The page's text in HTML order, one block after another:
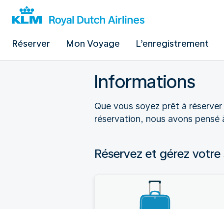
Réserver Mon Voyage L’enregistrement
Informations
Que vous soyez prêt à
réservation, nous avons pensé
Réservez et gérez votre